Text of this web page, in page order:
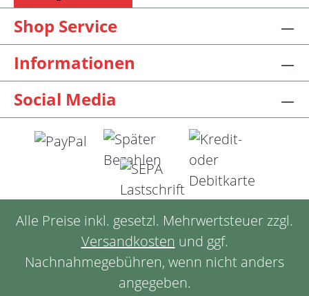
Shop Service
Informationen
Social Media
Alle Preise inkl. gesetzl. Mehrwertsteuer zzgl.
Versandkosten und ggf.
Nachnahmegebühren, wenn nicht anders
angegeben.